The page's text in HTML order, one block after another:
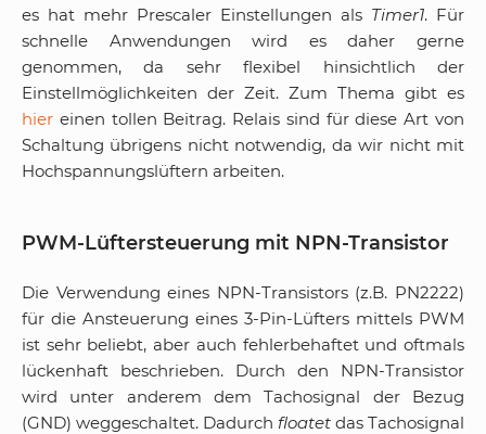
es hat mehr Prescaler Einstellungen als Timer1. Für
schnelle Anwendungen wird es daher gerne
genommen, da sehr flexibel hinsichtlich der
Einstellmöglichkeiten der Zeit. Zum Thema gibt es
hier einen tollen Beitrag. Relais sind für diese Art von
Schaltung übrigens nicht notwendig, da wir nicht mit
Hochspannungslüftern arbeiten.
PWM-Lüftersteuerung mit NPN-Transistor
Die Verwendung eines NPN-Transistors (z.B. PN2222)
für die Ansteuerung eines 3-Pin-Lüfters mittels PWM
ist sehr beliebt, aber auch fehlerbehaftet und oftmals
lückenhaft beschrieben. Durch den NPN-Transistor
wird unter anderem dem Tachosignal der Bezug
(GND) weggeschaltet. Dadurch floatet das Tachosignal